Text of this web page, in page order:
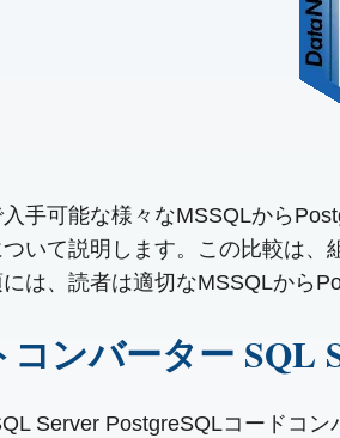
手可能な様々なMSSQLから
いて説明します。この比較は
は、読者は適切なMSSQLから
ンバーター SQL
Server PostgreSQLコードコ